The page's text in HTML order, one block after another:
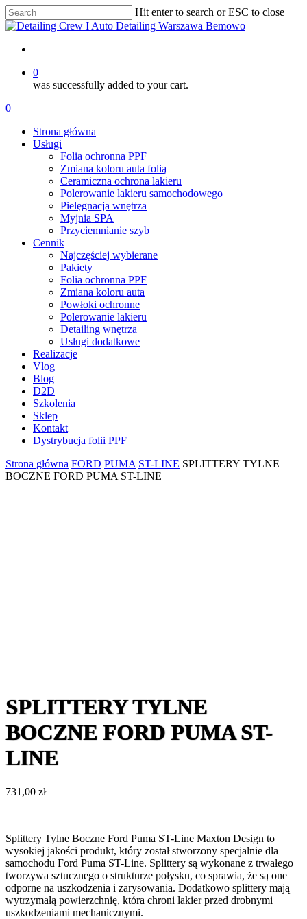
Skip
to
content
Hit enter to search or ESC to close
Close
0
was successfully added to your cart.
Menu
account
0
Strona główna
Usługi
Folia ochronna PPF
Zmiana koloru auta folią
Ceramiczna ochrona lakieru
Polerowanie lakieru samochodowego
Pielęgnacja wnętrza
Myjnia SPA
Przyciemnianie szyb
Cennik
Najczęściej wybierane
Pakiety
Folia ochronna PPF
Zmiana koloru auta
Powłoki ochronne
Polerowanie lakieru
Detailing wnętrza
Usługi dodatkowe
Realizacje
Vlog
Blog
D2D
Szkolenia
Sklep
Kontakt
Dystrybucja folii PPF
Strona główna FORD PUMA ST-LINE SPLITTERY TYLNE
BOCZNE FORD PUMA ST-LINE
SPLITTERY TYLNE
BOCZNE FORD PUMA ST-
LINE
731,00 zł
Splittery Tylne Boczne Ford Puma ST-Line Maxton Design to
wysokiej jakości produkt, który został stworzony specjalnie dla
samochodu Ford Puma ST-Line. Splittery są wykonane z trwałego
tworzywa sztucznego o strukturze połysku, co sprawia, że są one
odporne na uszkodzenia i zarysowania. Dodatkowo splittery mają
wytrzymałą powierzchnię, która chroni lakier przed drobnymi
uszkodzeniami mechanicznymi.